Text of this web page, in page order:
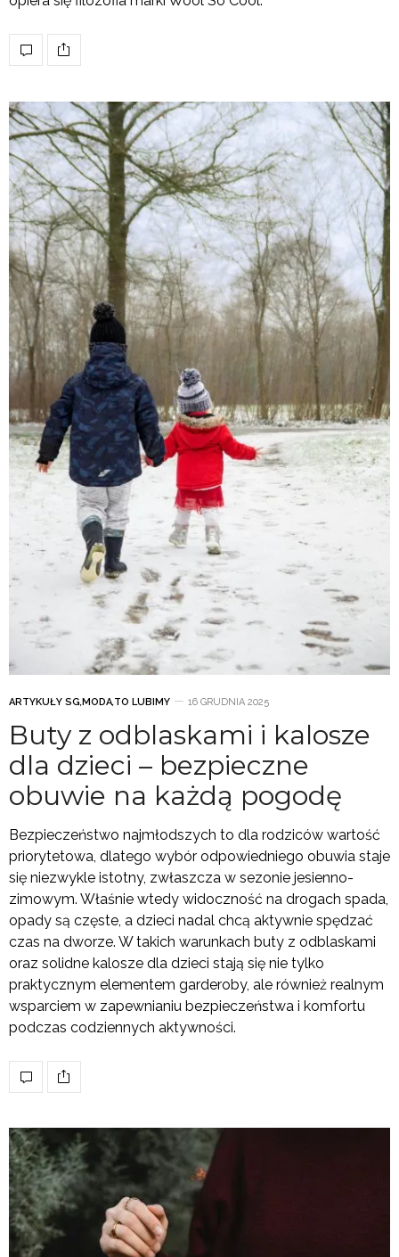
ARTYKUŁY SG,MODA,TO LUBIMY 16 GRUDNIA 2025
Buty z odblaskami i kalosze
dla dzieci – bezpieczne
obuwie na każdą pogodę
Bezpieczeństwo najmłodszych to dla rodziców wartość
priorytetowa, dlatego wybór odpowiedniego obuwia staje
się niezwykle istotny, zwłaszcza w sezonie jesienno-
zimowym. Właśnie wtedy widoczność na drogach spada,
opady są częste, a dzieci nadal chcą aktywnie spędzać
czas na dworze. W takich warunkach buty z odblaskami
oraz solidne kalosze dla dzieci stają się nie tylko
praktycznym elementem garderoby, ale również realnym
wsparciem w zapewnianiu bezpieczeństwa i komfortu
podczas codziennych aktywności.